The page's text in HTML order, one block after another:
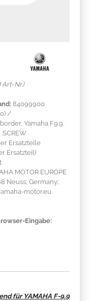
Art-Nr.)
84099900
/
Yamaha F9.9,
Ersatzteile
Ersatzteil)
MOTOR EUROPE
Neuss; Germany;
motor.eu
Eingabe:
für YAMAHA F-9.9